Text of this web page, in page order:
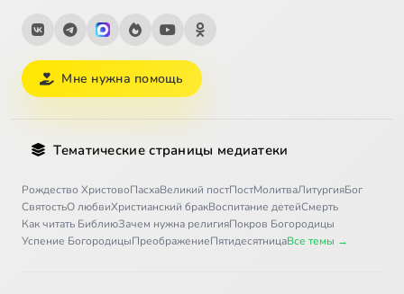
Мне нужна помощь
Тематические страницы медиатеки
Рождество ХристовоПасхаВеликий постПостМолитваЛитургияБог
СвятостьО любвиХристианский бракВоспитание детейСмерть
Как читать БиблиюЗачем нужна религияПокров Богородицы
Успение БогородицыПреображениеПятидесятницаВсе темы →